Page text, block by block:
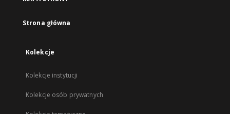
Strona główna
Kolekcje
Kolekcje instytucji
Kolekcje osób prywatnych